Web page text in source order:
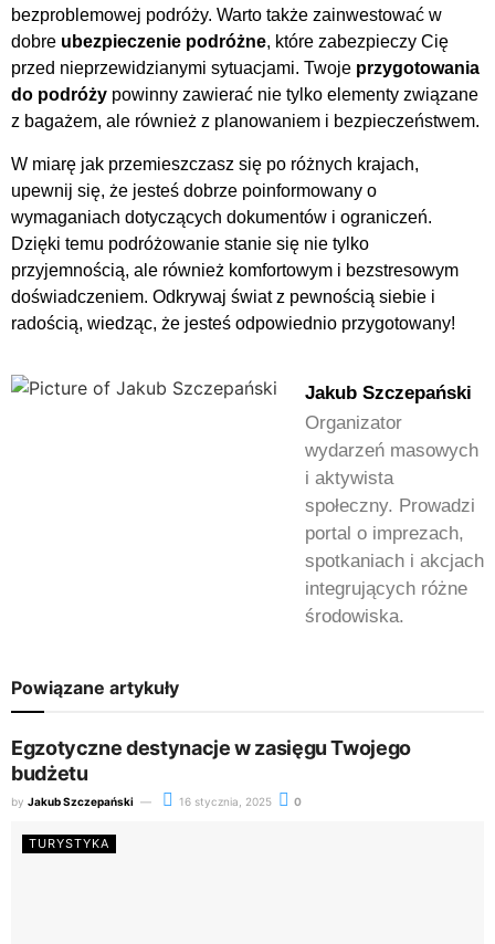
bezproblemowej podróży. Warto także zainwestować w
dobre ubezpieczenie podróżne, które zabezpieczy Cię
przed nieprzewidzianymi sytuacjami. Twoje przygotowania
do podróży powinny zawierać nie tylko elementy związane
z bagażem, ale również z planowaniem i bezpieczeństwem.
W miarę jak przemieszczasz się po różnych krajach,
upewnij się, że jesteś dobrze poinformowany o
wymaganiach dotyczących dokumentów i ograniczeń.
Dzięki temu podróżowanie stanie się nie tylko
przyjemnością, ale również komfortowym i bezstresowym
doświadczeniem. Odkrywaj świat z pewnością siebie i
radością, wiedząc, że jesteś odpowiednio przygotowany!
Jakub Szczepański
Organizator
wydarzeń masowych
i aktywista
społeczny. Prowadzi
portal o imprezach,
spotkaniach i akcjach
integrujących różne
środowiska.
Powiązane artykuły
Egzotyczne destynacje w zasięgu Twojego
budżetu
by Jakub Szczepański 16 stycznia, 2025 0
TURYSTYKA